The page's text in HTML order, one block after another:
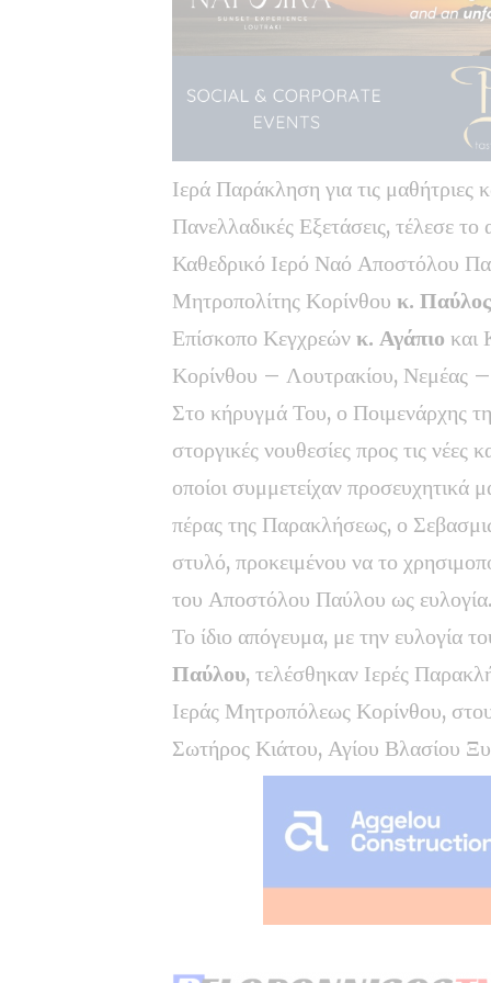
Ιερά Παράκληση για τις μαθήτριες
Πανελλαδικές Εξετάσεις, τέλεσε
Καθεδρικό Ιερό Ναό Αποστόλου
Μητροπολίτης Κορίνθου κ. Παύλος
Επίσκοπο Κεγχρεών κ. Αγάπιο και
Κορίνθου – Λουτρακίου, Νεμέας
Στο κήρυγμά Του, ο Ποιμενάρχης
στοργικές νουθεσίες προς τις
οποίοι συμμετείχαν προσευχητικά
πέρας της Παρακλήσεως, ο
στυλό, προκειμένου να το
του Αποστόλου Παύλου ως ευλογία.
Το ίδιο απόγευμα, με την ευλογία
Παύλου, τελέσθηκαν Ιερές
Ιεράς Μητροπόλεως Κορίνθου,
Σωτήρος Κιάτου, Αγίου Βλασίου